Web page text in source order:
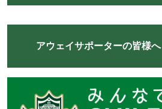
アウェイサポーターの皆様へ